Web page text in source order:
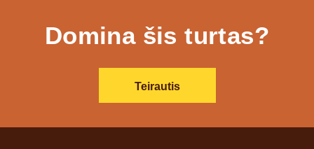
Domina šis turtas?
Teirautis